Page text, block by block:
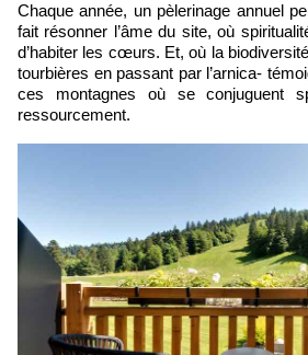
Chaque année, un pèlerinage annuel
fait résonner l’âme du site, où
d’habiter les cœurs. Et, où la
tourbières en passant par l’arnica-
ces montagnes où se conjuguent
ressourcement.